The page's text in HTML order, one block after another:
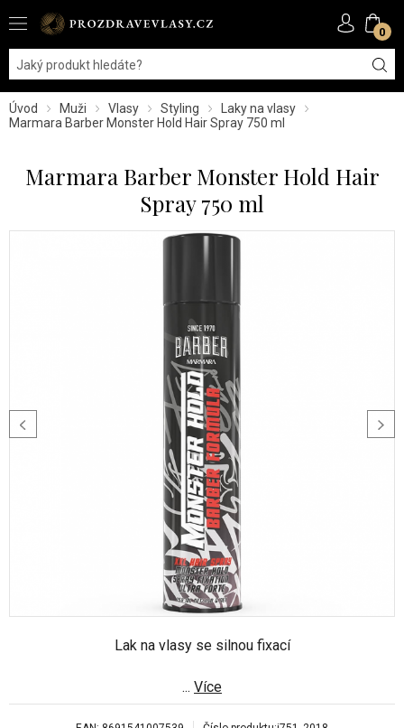
0
Úvod Muži Vlasy Styling
Laky na vlasy
Marmara Barber Monster Hold Hair Spray 750 ml
Marmara Barber Monster Hold Hair
Spray 750 ml
Lak na vlasy se silnou fixací
... Více